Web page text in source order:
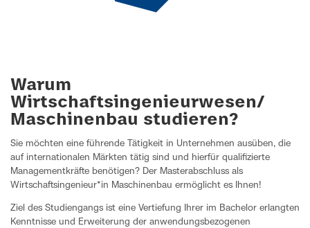
Warum
Wirtschaftsingenieurwesen/
Maschinenbau studieren?
Sie möchten eine führende Tätigkeit in Unternehmen ausüben, die
auf internationalen Märkten tätig sind und hierfür qualifizierte
Managementkräfte benötigen? Der Masterabschluss als
Wirtschaftsingenieur*in Maschinenbau ermöglicht es Ihnen!
Ziel des Studiengangs ist eine Vertiefung Ihrer im Bachelor erlangten
Kenntnisse und Erweiterung der anwendungsbezogenen